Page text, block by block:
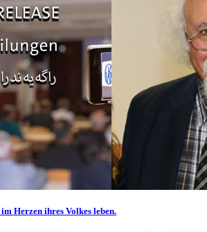
Herzen ihres Volkes leben.